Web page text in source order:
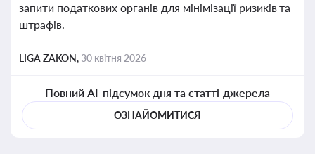
запити податкових органів для мінімізації ризиків та
штрафів.
LIGA ZAKON,30 квітня 2026
Повний AI-підсумок дня та статті-джерела
ОЗНАЙОМИТИСЯ